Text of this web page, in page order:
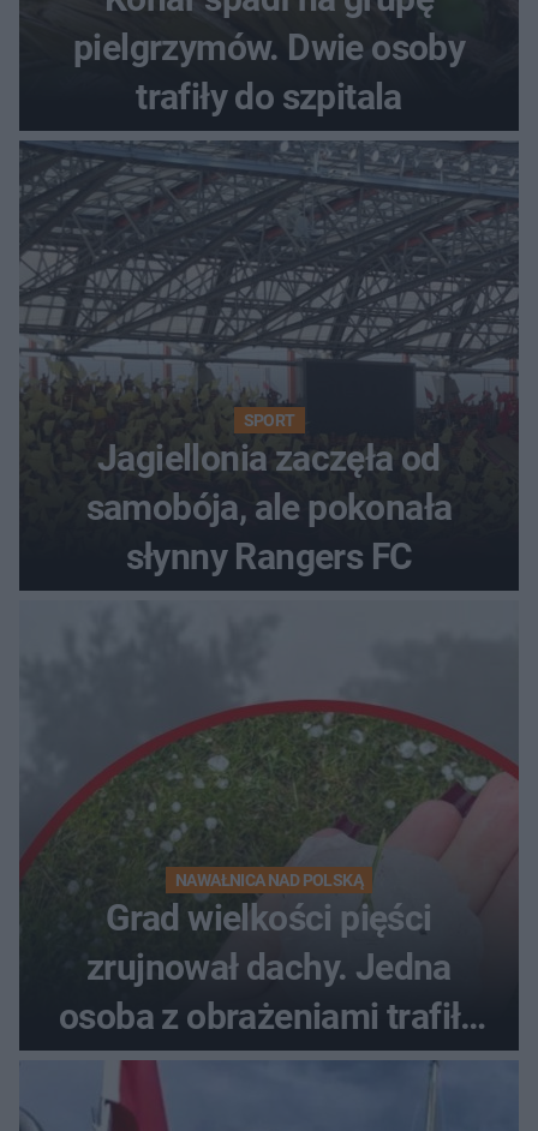
pielgrzymów. Dwie osoby
trafiły do szpitala
SPORT
Jagiellonia zaczęła od
samobója, ale pokonała
słynny Rangers FC
NAWAŁNICA NAD POLSKĄ
Grad wielkości pięści
zrujnował dachy. Jedna
osoba z obrażeniami trafiła
do szpitala